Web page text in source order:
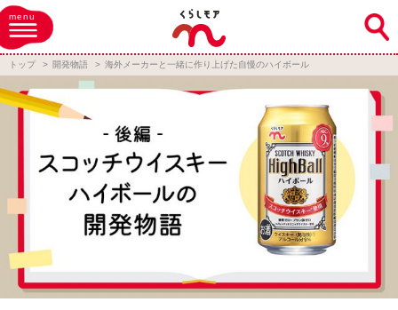
menu
トップ 開発物語 海外メーカーと一緒に作り上げた自慢のハイボール